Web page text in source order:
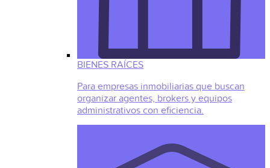
BIENES RAÍCES
Para empresas inmobiliarias que buscan
organizar agentes, brokers y equipos
administrativos con eficiencia.